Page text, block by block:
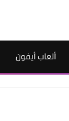
ألعاب أيفون